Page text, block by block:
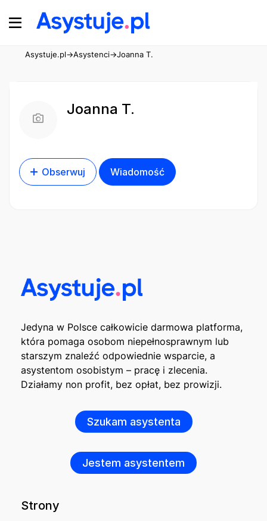
Asystuje.pl→Asystenci→Joanna T.
Joanna T.
Obserwuj Wiadomość
Jedyna w Polsce całkowicie darmowa platforma,
która pomaga osobom niepełnosprawnym lub
starszym znaleźć odpowiednie wsparcie, a
asystentom osobistym – pracę i zlecenia.
Działamy non profit, bez opłat, bez prowizji.
Szukam asystenta
Jestem asystentem
Strony